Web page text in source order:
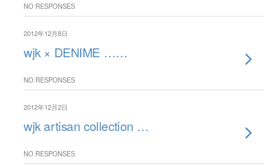
NO RESPONSES
2012年12月8日
wjk × DENIME ……
NO RESPONSES
2012年12月2日
wjk artisan collection …
NO RESPONSES